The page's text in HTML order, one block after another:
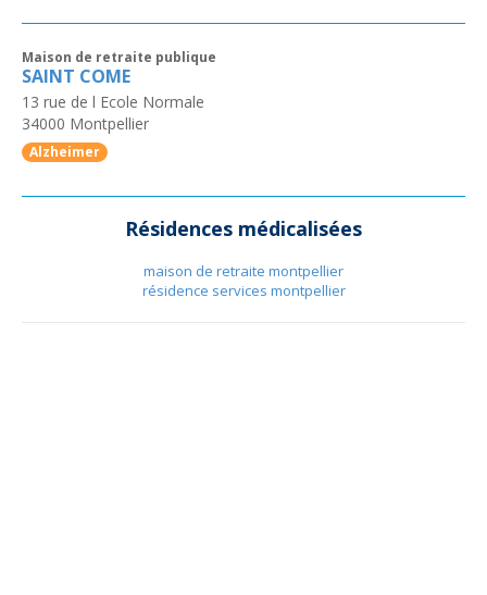
Maison de retraite publique
SAINT COME
13 rue de l Ecole Normale
34000 Montpellier
Alzheimer
Résidences médicalisées
maison de retraite montpellier
résidence services montpellier